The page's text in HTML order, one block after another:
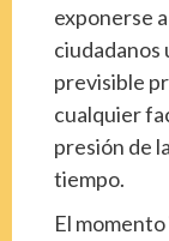
exponerse
ciudadanos
previsible
cualquier
presión de
tiempo.
El